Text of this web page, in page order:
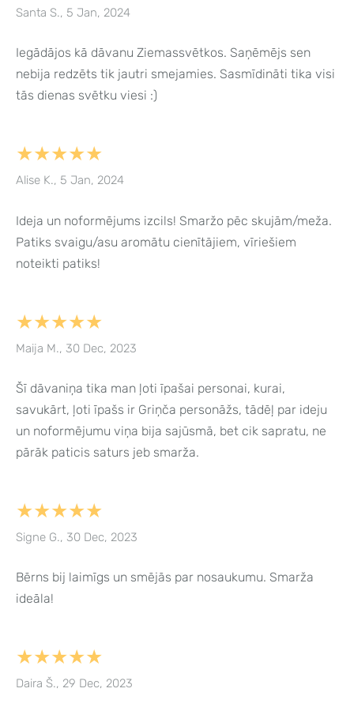
Santa S., 5 Jan, 2024
Iegādājos kā dāvanu Ziemassvētkos. Saņēmējs sen
nebija redzēts tik jautri smejamies. Sasmīdināti tika visi
tās dienas svētku viesi :)
★★★★★
Alise K., 5 Jan, 2024
Ideja un noformējums izcils! Smaržo pēc skujām/meža.
Patiks svaigu/asu aromātu cienītājiem, vīriešiem
noteikti patiks!
★★★★★
Maija M., 30 Dec, 2023
Šī dāvaniņa tika man ļoti īpašai personai, kurai,
savukārt, ļoti īpašs ir Griņča personāžs, tādēļ par ideju
un noformējumu viņa bija sajūsmā, bet cik sapratu, ne
pārāk paticis saturs jeb smarža.
★★★★★
Signe G., 30 Dec, 2023
Bērns bij laimīgs un smējās par nosaukumu. Smarža
ideāla!
★★★★★
Daira Š., 29 Dec, 2023